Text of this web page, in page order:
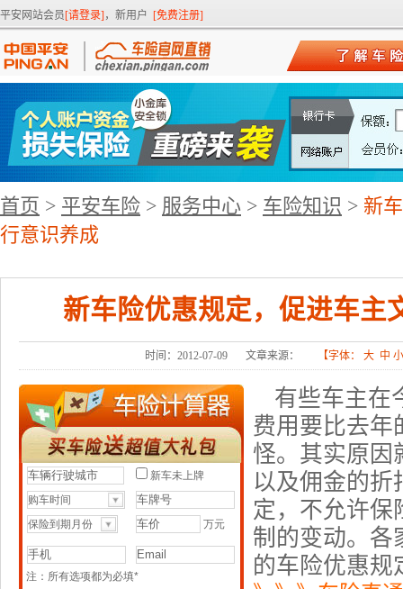
平安网站会员[请登录] ，新用户 [免费注册]
首页 > 平安车险 > 服务中心 > 车险知识 > 新
行意识养成
新车险优惠规定，促进车主
时间：2012-07-09 文章来源： 【字体： 大 中 小
有些车主在
费用要比去年
怪。其实原因
以及佣金的折
定，不允许保
制的变动。各
的车险优惠规